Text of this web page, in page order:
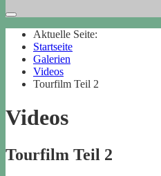
Aktuelle Seite:
Startseite
Galerien
Videos
Tourfilm Teil 2
Videos
Tourfilm Teil 2